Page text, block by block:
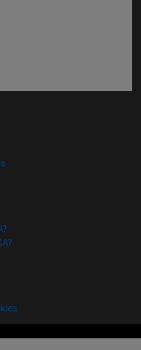
ventana)
(abre en nueva ventana)
en nueva ventana)